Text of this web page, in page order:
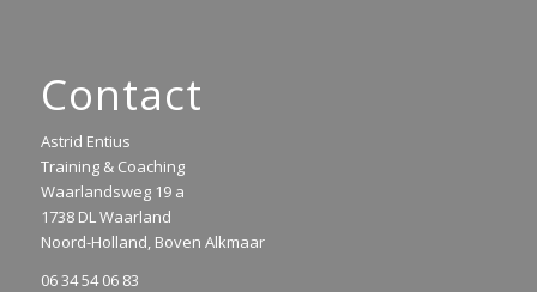
Contact
Astrid Entius
Training & Coaching
Waarlandsweg 19 a
1738 DL Waarland
Noord-Holland, Boven Alkmaar
06 34 54 06 83